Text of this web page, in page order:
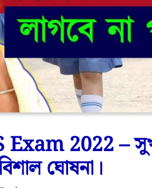
2022 –
ঘোষনা।